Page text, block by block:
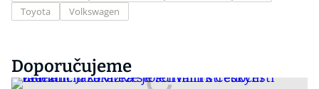
Toyota
Volkswagen
Doporučujeme